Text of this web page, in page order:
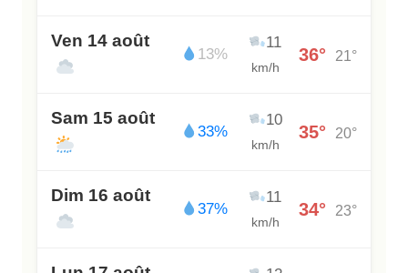
Ven 14 août
13%
11
km/h
36° 21°
Sam 15 août
33%
10
km/h
35° 20°
Dim 16 août
37%
11
km/h
34° 23°